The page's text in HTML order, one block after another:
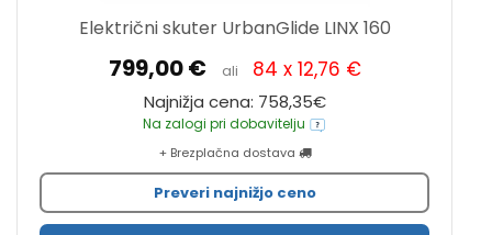
Električni skuter UrbanGlide LINX 160
799,00 € ali 84 x 12,76 €
Najnižja cena: 758,35€
Na zalogi pri dobavitelju
+ Brezplačna dostava
Preveri najnižjo ceno